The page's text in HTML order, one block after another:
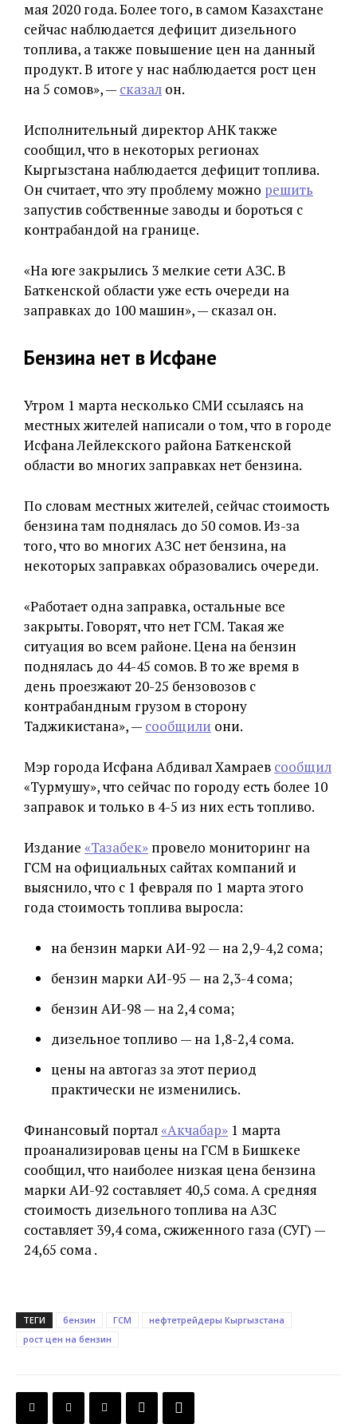
мая 2020 года. Более того, в самом Казахстане
сейчас наблюдается дефицит дизельного
топлива, а также повышение цен на данный
продукт. В итоге у нас наблюдается рост цен
на 5 сомов», — сказал он.
Исполнительный директор АНК также
сообщил, что в некоторых регионах
Кыргызстана наблюдается дефицит топлива.
Он считает, что эту проблему можно решить
запустив собственные заводы и бороться с
контрабандой на границе.
«На юге закрылись 3 мелкие сети АЗС. В
Баткенской области уже есть очереди на
заправках до 100 машин», — сказал он.
Бензина нет в Исфане
Утром 1 марта несколько СМИ ссылаясь на
местных жителей написали о том, что в городе
Исфана Лейлекского района Баткенской
области во многих заправках нет бензина.
По словам местных жителей, сейчас стоимость
бензина там поднялась до 50 сомов. Из-за
того, что во многих АЗС нет бензина, на
некоторых заправках образовались очереди.
«Работает одна заправка, остальные все
закрыты. Говорят, что нет ГСМ. Такая же
ситуация во всем районе. Цена на бензин
поднялась до 44-45 сомов. В то же время в
день проезжают 20-25 бензовозов с
контрабандным грузом в сторону
Таджикистана», — сообщили они.
Мэр города Исфана Абдивал Хамраев сообщил
«Турмушу», что сейчас по городу есть более 10
заправок и только в 4-5 из них есть топливо.
Издание «Тазабек» провело мониторинг на
ГСМ на официальных сайтах компаний и
выяснило, что с 1 февраля по 1 марта этого
года стоимость топлива выросла:
на бензин марки АИ-92 — на 2,9-4,2 сома;
бензин марки АИ-95 — на 2,3-4 сома;
бензин АИ-98 — на 2,4 сома;
дизельное топливо — на 1,8-2,4 сома.
цены на автогаз за этот период
практически не изменились.
Финансовый портал«Акчабар» 1 марта
проанализировав цены на ГСМ в Бишкеке
сообщил, что наиболее низкая цена бензина
марки АИ-92 составляет 40,5 сома. А средняя
стоимость дизельного топлива на АЗС
составляет 39,4 сома, сжиженного газа (СУГ) —
24,65 сома .
ТЕГИ бензин ГСМ
нефтетрейдеры Кыргызстана
рост цен на бензин